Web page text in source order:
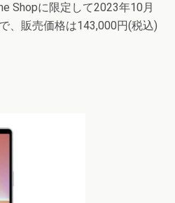
Shopに限定して2023年10月
、販売価格は143,000円(税込)